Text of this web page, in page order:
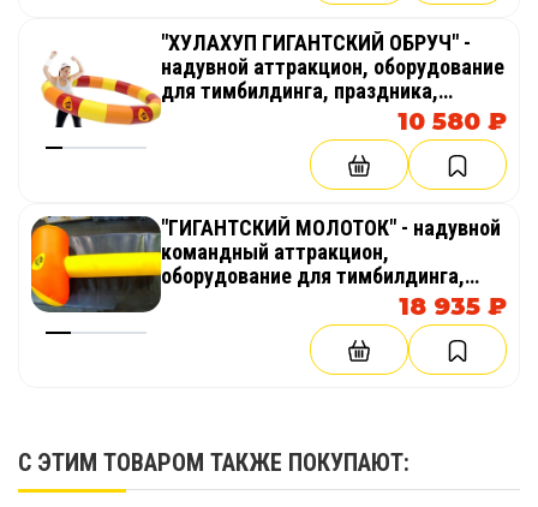
"ХУЛАХУП ГИГАНТСКИЙ ОБРУЧ" -
надувной аттракцион, оборудование
для тимбилдинга, праздника,
корпоратива, соревнований,
веселых стартов, эстафет
10 580 ₽
"ГИГАНТСКИЙ МОЛОТОК" - надувной
командный аттракцион,
оборудование для тимбилдинга,
соревнований, веселых стартов,
18 935 ₽
С ЭТИМ ТОВАРОМ ТАКЖЕ ПОКУПАЮТ: